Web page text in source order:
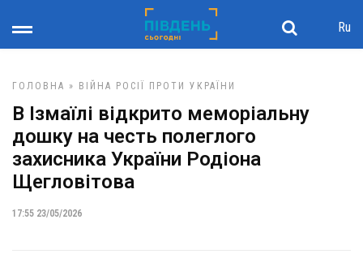
Ru
ГОЛОВНА » ВІЙНА РОСІЇ ПРОТИ УКРАЇНИ
В Ізмаїлі відкрито меморіальну
дошку на честь полеглого
захисника України Родіона
Щегловітова
17:55 23/05/2026